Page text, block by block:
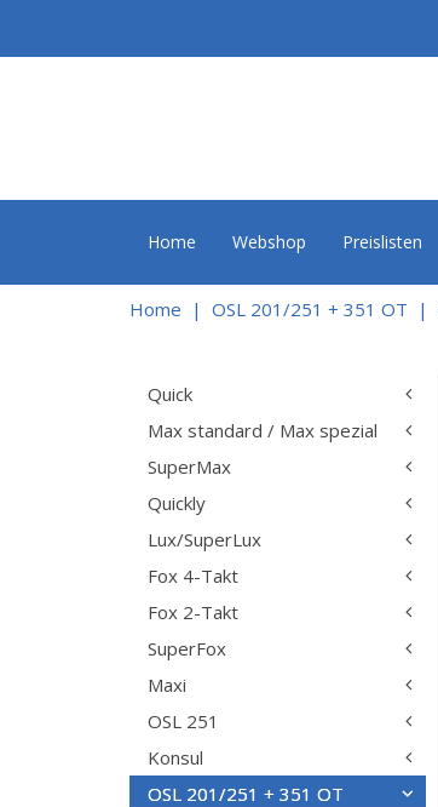
Home Webshop Preislisten
Home OSL 201/251 + 351 OT
Quick
Max standard / Max spezial
SuperMax
Quickly
Lux/SuperLux
Fox 4-Takt
Fox 2-Takt
SuperFox
Maxi
OSL 251
Konsul
OSL 201/251 + 351 OT